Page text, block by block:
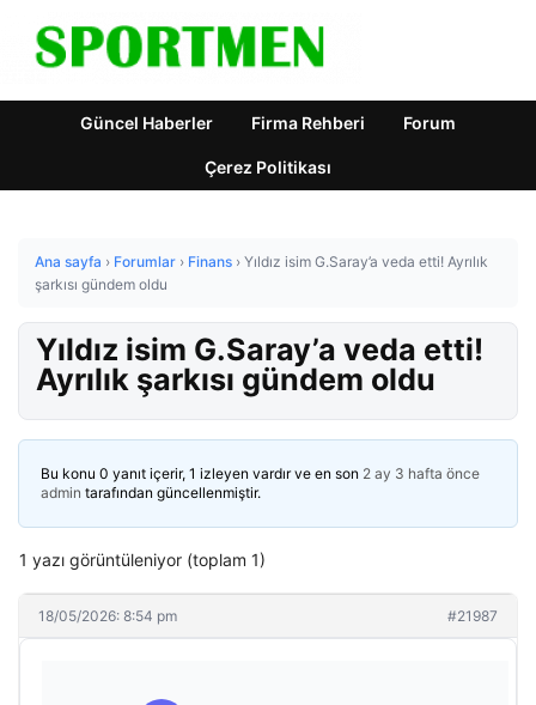
Güncel Haberler Firma Rehberi Forum
Çerez Politikası
Ana sayfa › Forumlar › Finans › Yıldız isim G.Saray’a veda etti! Ayrılık
şarkısı gündem oldu
Yıldız isim G.Saray’a veda etti!
Ayrılık şarkısı gündem oldu
Bu konu 0 yanıt içerir, 1 izleyen vardır ve en son 2 ay 3 hafta önce
admin tarafından güncellenmiştir.
1 yazı görüntüleniyor (toplam 1)
18/05/2026: 8:54 pm #21987